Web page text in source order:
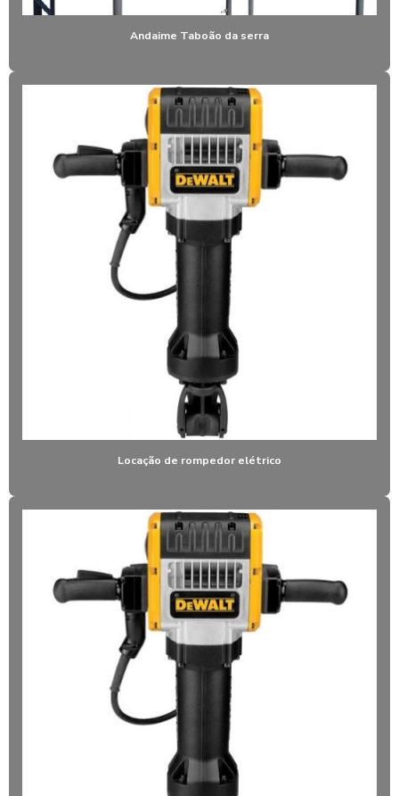
LOCAÇÃO DE MARTELETE SP
LOCAÇÃO DE ROMPEDOR
LOCAÇÃO DE ROMPEDOR ELÉTRICO
LOCADORA DE ANDAIMES
LOCADORA DE BETONEIRA
Andaime Taboão da serra
Locação de rompedor elétrico